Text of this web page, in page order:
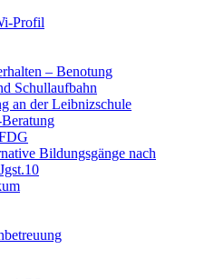
Profil
– Benotung
Schullaufbahn
an der Leibnizschule
Bildungsgänge nach